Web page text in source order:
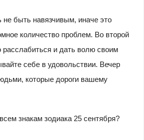
быть навязчивым, иначе это
количество проблем. Во второй
и дать волю своим
себе в удовольствии. Вечер
которые дороги вашему
знакам зодиака 25 сентября?